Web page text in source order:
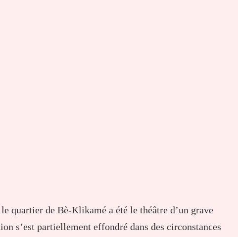
quartier de Bè-Klikamé a été le théâtre d’un grave
s’est partiellement effondré dans des circonstances